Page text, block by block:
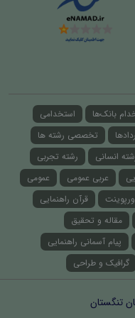
بانک‌ها
استخدامی
تخصصی رشته ها
انسانی
رشته تجربی
عربی عمومی
عمومی
قرآن راهنمایی
مقاله و تحقیق
پیام آسمانی راهنمایی
گرافیک و طراحی
تنگستان